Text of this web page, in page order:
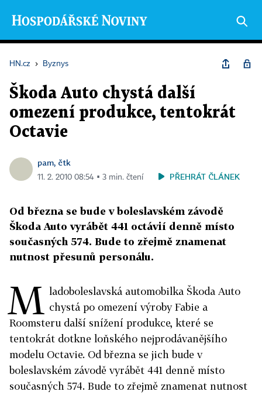
HN.cz › Byznys
Škoda Auto chystá další
omezení produkce, tentokrát
Octavie
pam, čtk
11. 2. 2010 08:54 ▪ 3 min. čtení PŘEHRÁT ČLÁNEK
Od března se bude v boleslavském závodě
Škoda Auto vyrábět 441 octávií denně místo
současných 574. Bude to zřejmě znamenat
nutnost přesunů personálu.
M ladoboleslavská automobilka Škoda Auto
chystá po omezení výroby Fabie a
Roomsteru další snížení produkce, které se
tentokrát dotkne loňského nejprodávanějšího
modelu Octavie. Od března se jich bude v
boleslavském závodě vyrábět 441 denně místo
současných 574. Bude to zřejmě znamenat nutnost